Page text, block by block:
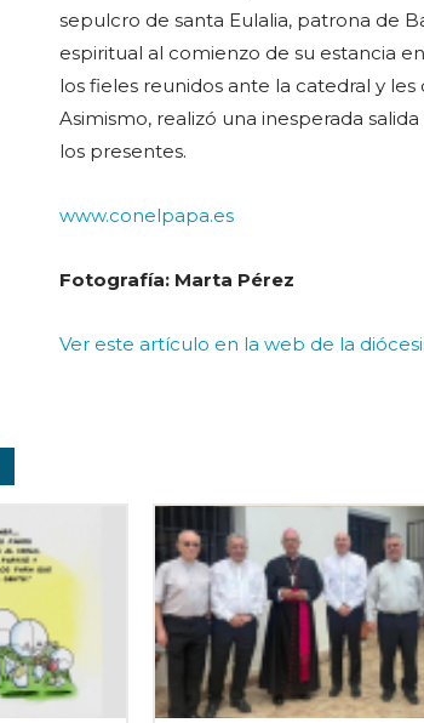
sepulcro de santa Eulalia, patrona de
espiritual al comienzo de su estancia
los fieles reunidos ante la catedral y
Asimismo, realizó una inesperada
los presentes.
www.conelpapa.es
Fotografía: Marta Pérez
Ver este artículo en la web de la